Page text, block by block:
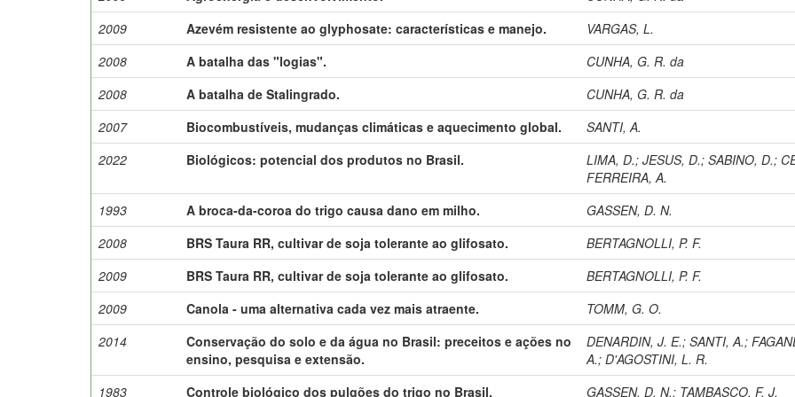
2009
Azevém resistente ao glyphosate: características e manejo.
VARGAS, L.
2008
A batalha das "logias".
CUNHA, G. R. da
2008
A batalha de Stalingrado.
CUNHA, G. R. da
2007
Biocombustíveis, mudanças climáticas e aquecimento global.
SANTI, A.
2022
Biológicos: potencial dos produtos no Brasil. LIMA, D.;JESUS, D.;SABINO, D.;
FERREIRA, A.
1993
A broca-da-coroa do trigo causa dano em milho.
GASSEN, D. N.
2008
BRS Taura RR, cultivar de soja tolerante ao glifosato.
BERTAGNOLLI, P. F.
2009
BRS Taura RR, cultivar de soja tolerante ao glifosato.
BERTAGNOLLI, P. F.
2009
Canola - uma alternativa cada vez mais atraente.
TOMM, G. O.
2014
Conservação do solo e da água no Brasil: preceitos e ações no
ensino, pesquisa e extensão.
DENARDIN, J. E.;SANTI, A.;
A.;D'AGOSTINI, L. R.
1983
Controle biológico dos pulgões do trigo no Brasil. GASSEN, D. N.; TAMBASCO, F. J.